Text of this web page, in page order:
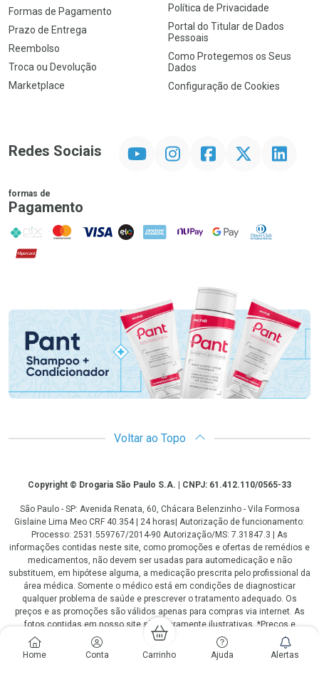
Home Conta Carrinho Ajuda Alertas
Formas de Pagamento
Prazo de Entrega
Reembolso
Troca ou Devolução
Marketplace
Política de Privacidade
Portal do Titular de Dados
Pessoais
Como Protegemos os Seus
Dados
Configuração de Cookies
Redes Sociais InstagramFacebookTwitter Linkedin
formas de
Pagamento
PIX MasterCard
VISA ELO AMEX NuPay Google PayDiners Club
Hipercard
Voltar ao Topo
CopyrightCopyright © Drogaria São Paulo S.A. | CNPJ: 61.412.110/0565-33
São Paulo - SP: Avenida Renata, 60, Chácara Belenzinho - Vila Formosa
Gislaine Lima Meo CRF 40.354 | 24 horas| Autorização de funcionamento:
Processo: 2531.559767/2014-90 Autorização/MS: 7.31847.3 | As
informações contidas neste site, como promoções e ofertas de remédios e
medicamentos, não devem ser usadas para automedicação e não
substituem, em hipótese alguma, a medicação prescrita pelo profissional da
área médica. Somente o médico está em condições de diagnosticar
qualquer problema de saúde e prescrever o tratamento adequado. Os
preços e as promoções são válidos apenas para compras via internet. As
fotos contidas em nosso site são meramente ilustrativas. *Preços e
disponibilidade sujeitos a alterações no decorrer do dia. Antibióticos e
antimicrobianos vendas apenas em lojas físicas ou televendas. Portaria nº
344 - 01/02/1999 - Ministério da Saúde. Horário de funcionamento Central